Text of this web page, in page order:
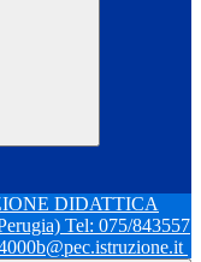
DIDATTICA
Tel: 075/843557